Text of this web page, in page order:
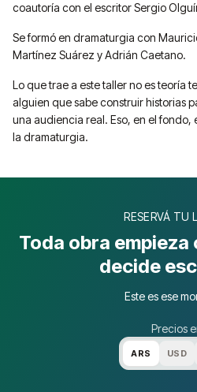
coautoría con el escritor Sergio
Se formó en dramaturgia con
Martínez Suárez y Adrián Caetano.
Lo que trae a este taller no es teoría
alguien que sabe construir historias
una audiencia real. Eso, en el fondo,
la dramaturgia.
RESERVÁ TU
Toda obra empieza
decide
Este es ese
Precios
ARS USD